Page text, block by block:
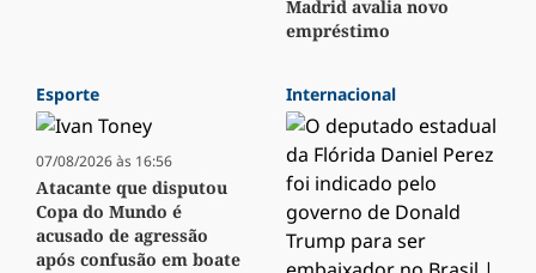
Madrid avalia novo
empréstimo
Esporte
07/08/2026 às 16:56
Atacante que disputou
Copa do Mundo é
acusado de agressão
após confusão em boate
Internacional